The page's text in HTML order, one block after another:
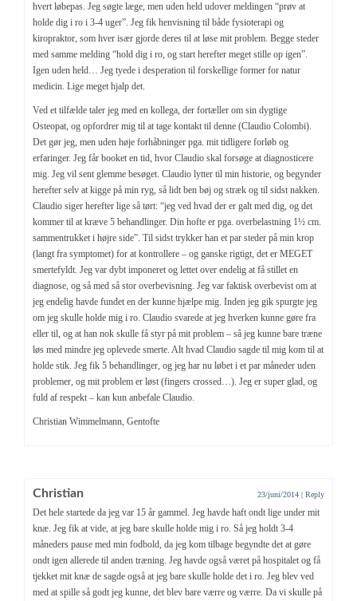
hvert løbepas. Jeg søgte læge, men uden held udover meldingen “prøv at
holde dig i ro i 3-4 uger”. Jeg fik henvisning til både fysioterapi og
kiropraktor, som hver især gjorde deres til at løse mit problem. Begge steder
med samme melding “hold dig i ro, og start herefter meget stille op igen”.
Igen uden held… Jeg tyede i desperation til forskellige former for natur
medicin. Lige meget hjalp det.
Ved et tilfælde taler jeg med en kollega, der fortæller om sin dygtige
Osteopat, og opfordrer mig til at tage kontakt til denne (Claudio Colombi).
Det gør jeg, men uden høje forhåbninger pga. mit tidligere forløb og
erfaringer. Jeg får booket en tid, hvor Claudio skal forsøge at diagnosticere
mig. Jeg vil sent glemme besøget. Claudio lytter til min historie, og begynder
herefter selv at kigge på min ryg, så lidt ben bøj og stræk og til sidst nakken.
Claudio siger herefter lige så tørt: “jeg ved hvad der er galt med dig, og det
kommer til at kræve 5 behandlinger. Din hofte er pga. overbelastning 1½ cm.
sammentrukket i højre side”. Til sidst trykker han et par steder på min krop
(langt fra symptomet) for at kontrollere – og ganske rigtigt, det er MEGET
smertefyldt. Jeg var dybt imponeret og lettet over endelig at få stillet en
diagnose, og så med så stor overbevisning. Jeg var faktisk overbevist om at
jeg endelig havde fundet en der kunne hjælpe mig. Inden jeg gik spurgte jeg
om jeg skulle holde mig i ro. Claudio svarede at jeg hverken kunne gøre fra
eller til, og at han nok skulle få styr på mit problem – så jeg kunne bare træne
løs med mindre jeg oplevede smerte. Alt hvad Claudio sagde til mig kom til at
holde stik. Jeg fik 5 behandlinger, og jeg har nu løbet i et par måneder uden
problemer, og mit problem er løst (fingers crossed…). Jeg er super glad, og
fuld af respekt – kan kun anbefale Claudio.
Christian Wimmelmann, Gentofte
Christian 23/juni/2014 | Reply
Det hele startede da jeg var 15 år gammel. Jeg havde haft ondt lige under mit
knæ. Jeg fik at vide, at jeg bare skulle holde mig i ro. Så jeg holdt 3-4
måneders pause med min fodbold, da jeg kom tilbage begyndte det at gøre
ondt igen allerede til anden træning. Jeg havde også været på hospitalet og få
tjekket mit knæ de sagde også at jeg bare skulle holde det i ro. Jeg blev ved
med at spille så godt jeg kunne, det blev bare værre og værre. Da vi skulle på